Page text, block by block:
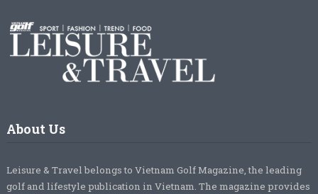
About Us
Leisure & Travel belongs to Vietnam Golf Magazine, the leading
golf and lifestyle publication in Vietnam. The magazine provides